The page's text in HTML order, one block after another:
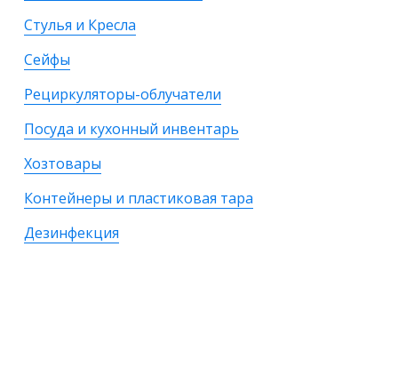
Стулья и Кресла
Сейфы
Рециркуляторы-облучатели
Посуда и кухонный инвентарь
Хозтовары
Контейнеры и пластиковая тара
Дезинфекция